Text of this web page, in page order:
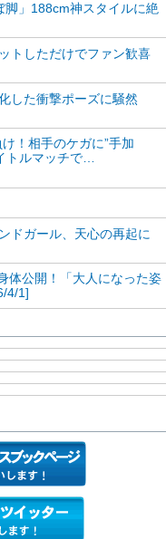
ングを変える。そ
タイルの良さは筋
関わっていると思
コミ（東京ビッグ
の今回のコスプレ
したい。
ングの数々！ビキ
ージへ ≫
脚」188cm神スタイルに絶
トしただけでファン歓喜
した衝撃ポーズに騒然
！相手のケガに”手加
トルマッチで…
ドガール、天心の再起に
体公開！「大人になった姿
4/1]